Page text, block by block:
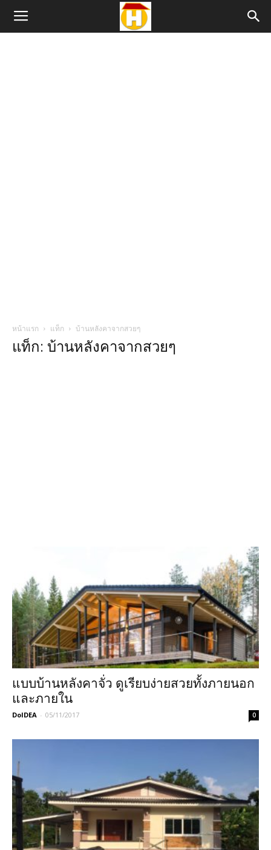
หน้าแรก แท็ก บ้านหลังคาจากสวยๆ
แท็ก: บ้านหลังคาจากสวยๆ
แบบบ้านหลังคาจั่ว ดูเรียบง่ายสวยทั้งภายนอก
และภายใน
DoIDEA - 05/11/2017 0